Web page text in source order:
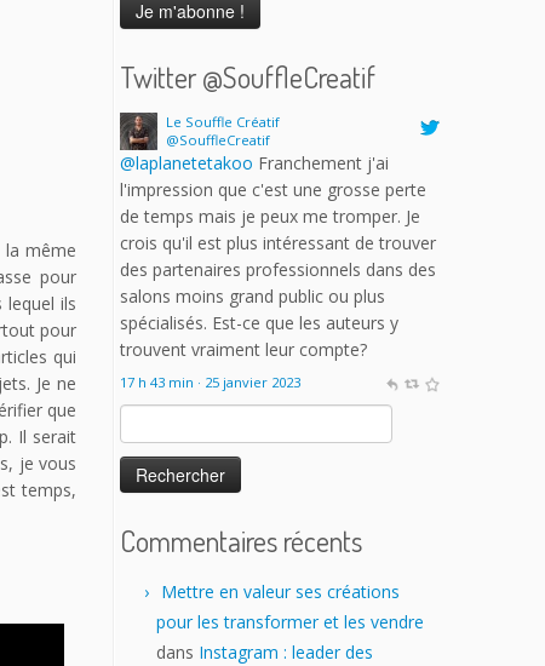
la même
pour
lequel ils
pour
qui
Je ne
que
Il serait
je vous
temps,
Twitter @SouffleCreatif
Le Souffle Créatif
@SouffleCreatif
@laplanetetakoo Franchement j'ai
l'impression que c'est une grosse perte
de temps mais je peux me tromper. Je
crois qu'il est plus intéressant de trouver
des partenaires professionnels dans des
salons moins grand public ou plus
spécialisés. Est-ce que les auteurs y
trouvent vraiment leur compte?
17 h 43 min · 25 janvier 2023
Commentaires récents
Mettre en valeur ses créations
pour les transformer et les vendre
dans Instagram : leader des